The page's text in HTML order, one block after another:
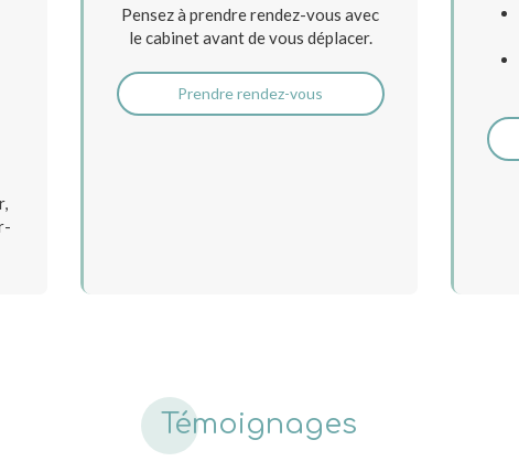
Pensez à prendre rendez-vous avec
le cabinet avant de vous déplacer.
Prendre rendez-vous
Témoignages